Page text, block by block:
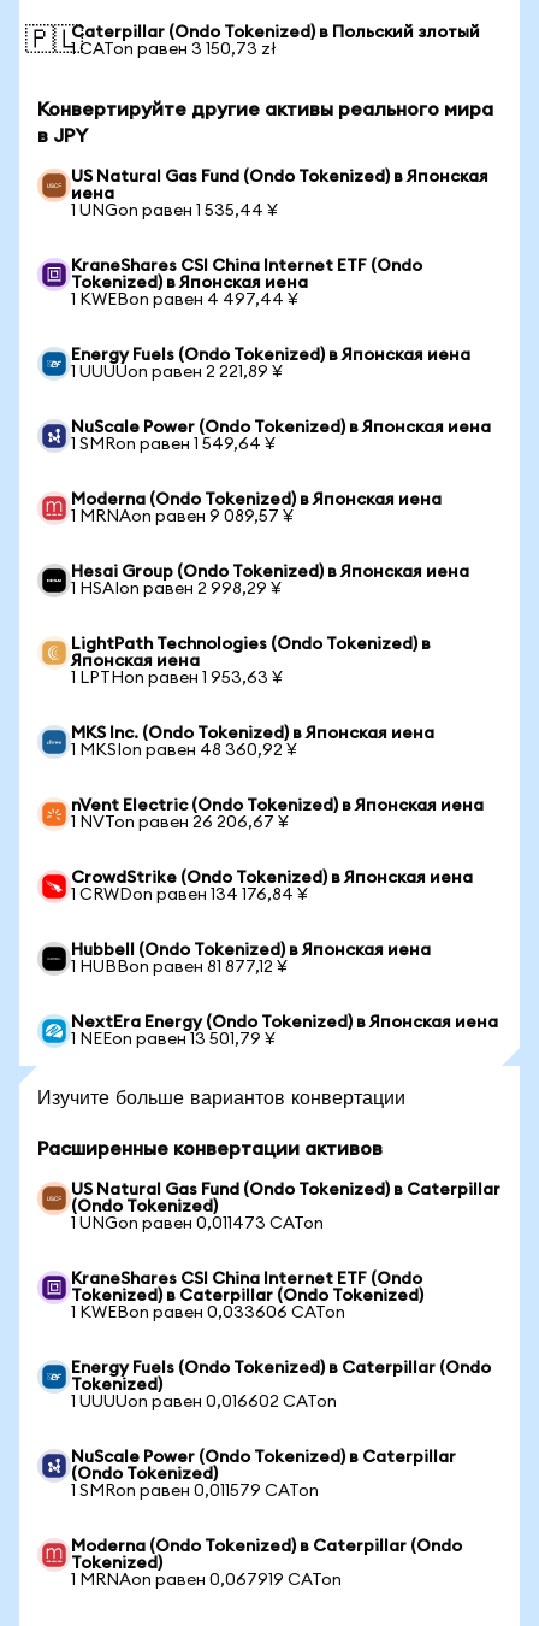
🇵🇱Caterpillar (Ondo Tokenized) в Польский злотый
1 CATon равен 3 150,73 zł
Конвертируйте другие активы реального мира
в JPY
US Natural Gas Fund (Ondo Tokenized) в Японская
иена
1 UNGon равен 1 535,44 ¥
KraneShares CSI China Internet ETF (Ondo
Tokenized) в Японская иена
1 KWEBon равен 4 497,44 ¥
Energy Fuels (Ondo Tokenized) в Японская иена
1 UUUUon равен 2 221,89 ¥
NuScale Power (Ondo Tokenized) в Японская иена
1 SMRon равен 1 549,64 ¥
Moderna (Ondo Tokenized) в Японская иена
1 MRNAon равен 9 089,57 ¥
Hesai Group (Ondo Tokenized) в Японская иена
1 HSAIon равен 2 998,29 ¥
LightPath Technologies (Ondo Tokenized) в
Японская иена
1 LPTHon равен 1 953,63 ¥
MKS Inc. (Ondo Tokenized) в Японская иена
1 MKSIon равен 48 360,92 ¥
nVent Electric (Ondo Tokenized) в Японская иена
1 NVTon равен 26 206,67 ¥
CrowdStrike (Ondo Tokenized) в Японская иена
1 CRWDon равен 134 176,84 ¥
Hubbell (Ondo Tokenized) в Японская иена
1 HUBBon равен 81 877,12 ¥
NextEra Energy (Ondo Tokenized) в Японская иена
1 NEEon равен 13 501,79 ¥
Изучите больше вариантов конвертации
Расширенные конвертации активов
US Natural Gas Fund (Ondo Tokenized) в Caterpillar
(Ondo Tokenized)
1 UNGon равен 0,011473 CATon
KraneShares CSI China Internet ETF (Ondo
Tokenized) в Caterpillar (Ondo Tokenized)
1 KWEBon равен 0,033606 CATon
Energy Fuels (Ondo Tokenized) в Caterpillar (Ondo
Tokenized)
1 UUUUon равен 0,016602 CATon
NuScale Power (Ondo Tokenized) в Caterpillar
(Ondo Tokenized)
1 SMRon равен 0,011579 CATon
Moderna (Ondo Tokenized) в Caterpillar (Ondo
Tokenized)
1 MRNAon равен 0,067919 CATon